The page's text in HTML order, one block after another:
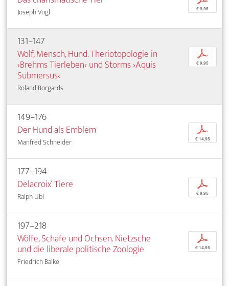
Joseph Vogl € 9,95
131–147
Wolf, Mensch, Hund. Theriotopologie in
›Brehms Tierleben‹ und Storms ›Aquis
Submersus‹
Roland Borgards
p
€ 9,95
149–176
Der Hund als Emblem
Manfred Schneider
p
€ 14,95
177–194
Delacroix‘ Tiere
Ralph Ubl
p
€ 9,95
197–218
Wölfe, Schafe und Ochsen. Nietzsche
und die liberale politische Zoologie
Friedrich Balke
p
€ 14,95